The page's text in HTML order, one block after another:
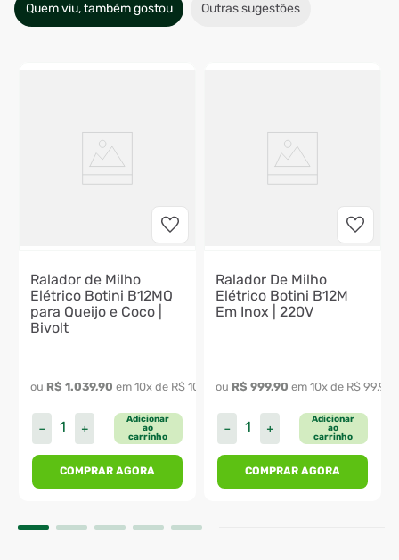
Quem viu, também gostou Outras sugestões
99
Ralador de Milho
Elétrico Botini B12MQ
para Queijo e Coco |
Bivolt
ou R$ 1.039,90 em 10x de R$ 103 99
＋
－
Adicionar
ao
carrinho
COMPRAR AGORA
Ralador De Milho
Elétrico Botini B12M
Em Inox | 220V
ou R$ 999,90 em 10x de R$ 99,99
＋
－
Adicionar
ao
carrinho
COMPRAR AGORA